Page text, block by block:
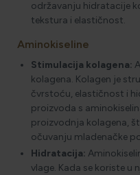
održavanju hidratacije
tekstura i elastičnost.
Aminokiseline
Stimulacija kolagena:
kolagena. Kolagen je
čvrstoću, elastičnost i
proizvoda s
proizvodnja kolagena,
očuvanju mladenačke
Hidratacija:
vlage. Kada se koriste u